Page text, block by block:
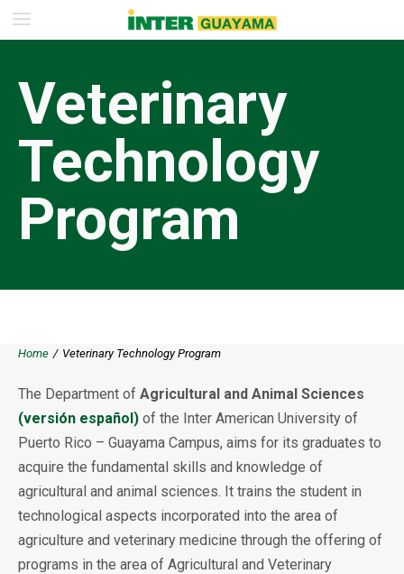
Veterinary
Technology
Program
Home / Veterinary Technology Program
The Department of Agricultural and Animal Sciences
(versión español) of the Inter American University of
Puerto Rico – Guayama Campus, aims for its graduates to
acquire the fundamental skills and knowledge of
agricultural and animal sciences. It trains the student in
technological aspects incorporated into the area of
agriculture and veterinary medicine through the offering of
programs in the area of Agricultural and Veterinary